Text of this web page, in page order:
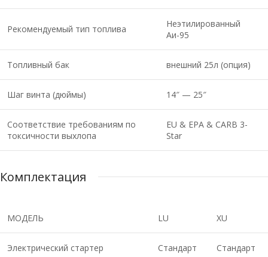
Рекомендуемый тип топлива
Неэтилированный
Аи-95
Топливный бак внешний 25л (опция)
Шаг винта (дюймы) 14″ — 25″
Соответствие требованиям по
токсичности выхлопа
EU & EPA & CARB 3-
Star
Комплектация
МОДЕЛЬ LU XU
Электрический стартер Стандарт Стандарт